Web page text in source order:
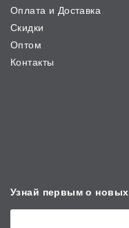
Оплата и Доставка
Скидки
Оптом
Контакты
Узнай первым о новых